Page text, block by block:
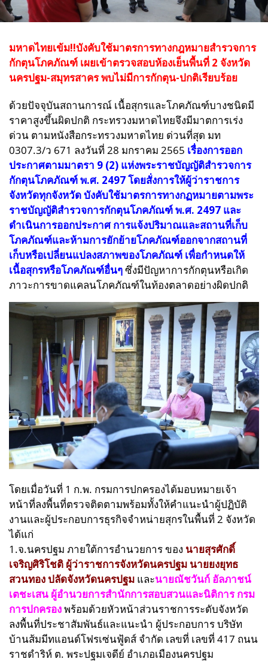
มหาดไทยเข้ม!!บังคับใช้มาตรการทางกฎหมายสำรวจการ
กักตุนโภคภัณฑ์ เผยเข้าตรวจสอบห้องเย็นพื้นที่ 2 จังหวัด
นครปฐม-สมุทรสาคร พบไม่มีการกักตุน-ปกติเรียบร้อย
ด้วยปัจจุบันสถานการณ์ เนื้อสุกรและโภคภัณฑ์บางชนิดมี
ราคาสูงขึ้นผิดปกติ กระทรวงมหาดไทยจึงมีมาตการเร่ง
ด่วน ตามหนังสือกระทรวงมหาดไทย ด่วนที่สุด มท
0307.3/ว 671 ลงวันที่ 28 มกราคม 2565 เรื่องการออก
ประกาศตามมาตรา 9 (2) แห่งพระราชบัญญัติสำรวจการ
กักตุนโภคภัณฑ์ พ.ศ. 2497 โดยสั่งการให้ผู้ว่าราชการ
จังหวัดทุกจังหวัด บังคับใช้มาตรการทางกฏหมายตามพระ
ราชบัญญัติสำรวจการกักตุนโภคภัณฑ์ พ.ศ. 2497 และ
ดำเนินการออกประกาศ การแจ้งปริมาณและสถานที่เก็บ
โภคภัณฑ์และห้ามการยักย้ายโภคภัณฑ์ออกจากสถานที่
เก็บหรือเปลี่ยนแปลงสภาพของโภคภัณฑ์ เพื่อกำหนดให้
เนื้อสุกรหรือโภคภัณฑ์อื่นๆซึ่งมีปัญหาการกักตุนหรือเกิด
ภาวะการขาดแคลนโภคภัณฑ์ในท้องตลาดอย่างผิดปกติ
โดยเมื่อวันที่ 1 ก.พ. กรมการปกครองได้มอบหมายเจ้า
หน้าที่ลงพื้นที่ตรวจติดตามพร้อมทั้งให้คำแนะนำผู้ปฏิบัติ
งานและผู้ประกอบการธุรกิจจำหน่ายสุกรในพื้นที่ 2 จังหวัด
ได้แก่
1.จ.นครปฐม ภายใต้การอำนวยการ ของ นายสุรศักดิ์
เจริญศิริโชติ ผู้ว่าราชการจังหวัดนครปฐม นายยงยุทธ
สวนทอง ปลัดจังหวัดนครปฐม และนายณัชวันก์ อัลภาชน์
เตชะเสน ผู้อำนวยการสำนักการสอบสวนและนิติการ กรม
การปกครองพร้อมด้วยหัวหน้าส่วนราชการระดับจังหวัด
ลงพื้นที่ประชาสัมพันธ์และแนะนำ ผู้ประกอบการ บริษัท
บ้านส้มมีทแอนด์โฟรเซ่นฟู้ดส์ จำกัด เลขที่ เลขที่ 417 ถนน
ราชดำริห์ ต. พระปฐมเจดีย์ อำเภอเมืองนครปฐม